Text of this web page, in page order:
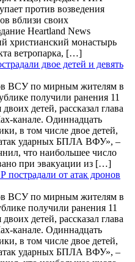
против возведения
вблизи своих
Heartland News
христианский монастырь
ветропарка, […]
двое детей и девять
ВСУ по мирным жителям в
получили ранения 11
детей, рассказал глава
канале. Одиннадцать
в том числе двое детей,
атак ударных БПЛА ВФУ», –
что наибольшее число
при эвакуации из […]
от атак дронов
ВСУ по мирным жителям в
получили ранения 11
детей, рассказал глава
канале. Одиннадцать
в том числе двое детей,
атак ударных БПЛА ВФУ», –